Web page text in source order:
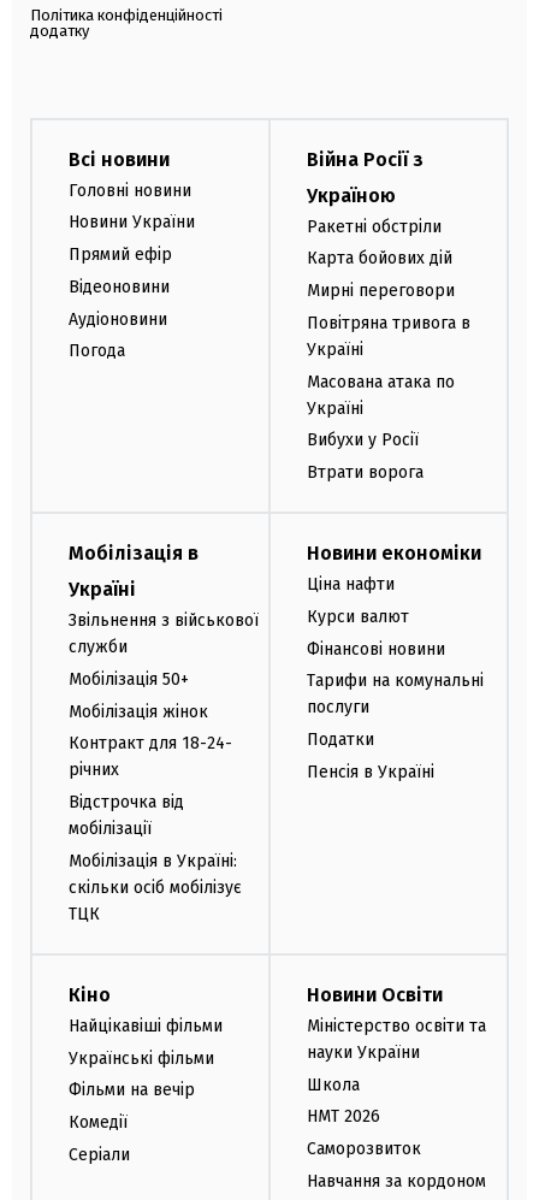
Політика конфіденційності
додатку
Всі новини
Головні новини
Новини України
Прямий ефір
Відеоновини
Аудіоновини
Погода
Війна Росії з
Україною
Ракетні обстріли
Карта бойових дій
Мирні переговори
Повітряна тривога в
Україні
Масована атака по
Україні
Вибухи у Росії
Втрати ворога
Мобілізація в
Україні
Звільнення з військової
служби
Мобілізація 50+
Мобілізація жінок
Контракт для 18-24-
річних
Відстрочка від
мобілізації
Мобілізація в Україні:
скільки осіб мобілізує
ТЦК
Новини економіки
Ціна нафти
Курси валют
Фінансові новини
Тарифи на комунальні
послуги
Податки
Пенсія в Україні
Кіно
Найцікавіші фільми
Українські фільми
Фільми на вечір
Комедії
Серіали
Новини Освіти
Міністерство освіти та
науки України
Школа
НМТ 2026
Саморозвиток
Навчання за кордоном